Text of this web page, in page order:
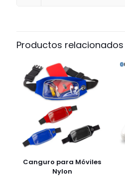
Productos relacionados
Canguro para Móviles
Nylon